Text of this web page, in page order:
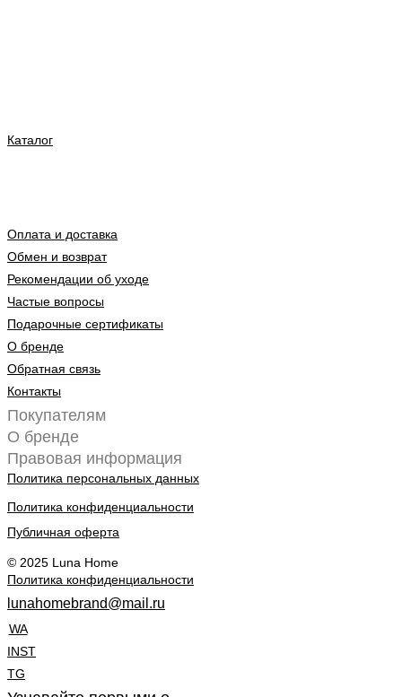
Каталог
Оплата и доставка
Обмен и возврат
Рекомендации об уходе
Частые вопросы
Подарочные сертификаты
О бренде
Обратная связь
Контакты
Покупателям
О бренде
Правовая информация
Политика персональных данных
Политика конфиденциальности
Публичная оферта
© 2025 Luna Home
Политика конфиденциальности
lunahomebrand@mail.ru
WA
INST
TG